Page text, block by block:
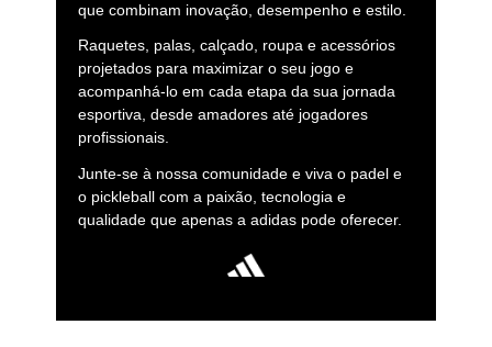
que combinam inovação, desempenho e estilo.
Raquetes, palas, calçado, roupa e acessórios
projetados para maximizar o seu jogo e
acompanhá-lo em cada etapa da sua jornada
esportiva, desde amadores até jogadores
profissionais.
Junte-se à nossa comunidade e viva o padel e
o pickleball com a paixão, tecnologia e
qualidade que apenas a adidas pode oferecer.